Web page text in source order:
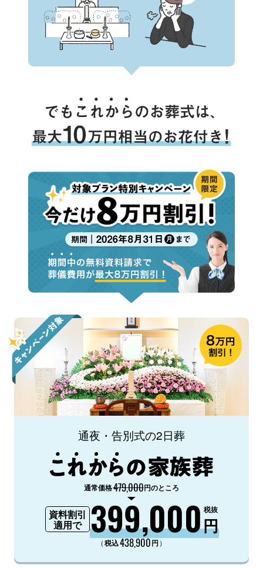
通夜・告別式の2日葬
通常価格479,000円のところ
資料割引
適用で
399,000円
税抜
（税込438,900円 ）